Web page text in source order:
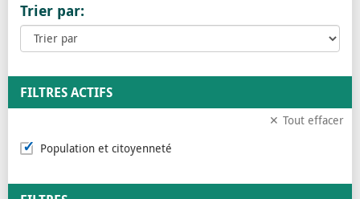
Trier par:
FILTRES ACTIFS
Tout effacer
Population et citoyenneté